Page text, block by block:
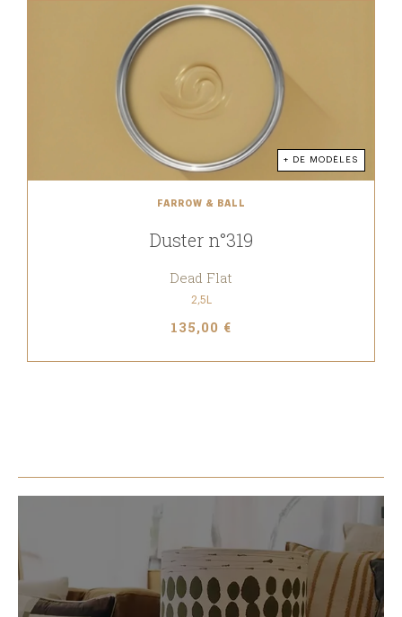
+ DE MODÈLES
FARROW & BALL
Duster n°319
Dead Flat
2,5L
135,00 €